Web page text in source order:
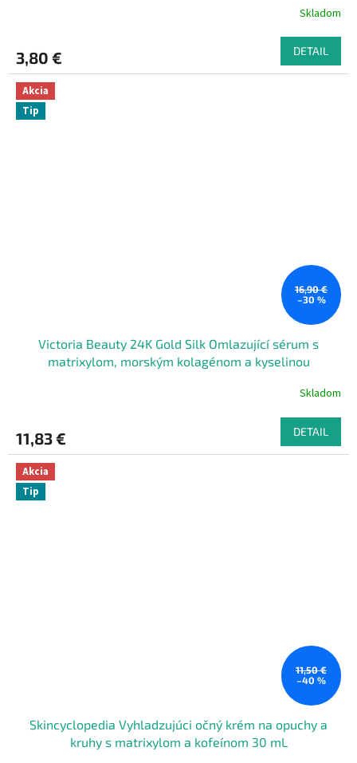
Skladom
3,80 € DETAIL
Akcia
Tip
16,90 €
–30 %
Victoria Beauty 24K Gold Silk Omlazující sérum s
matrixylom, morským kolagénom a kyselinou
Skladom
11,83 € DETAIL
Akcia
Tip
11,50 €
–40 %
Skincyclopedia Vyhladzujúci očný krém na opuchy a
kruhy s matrixylom a kofeínom 30 mL